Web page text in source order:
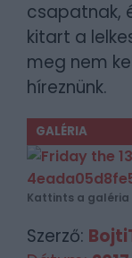
csapatnak,
kitart a
meg nem
híreznünk.
GALÉRIA
Kattints a galéria
Szerző: